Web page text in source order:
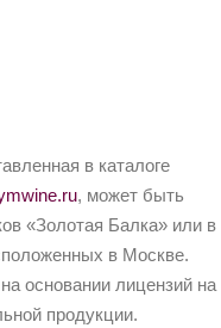
в каталоге
, может быть
«Золотая Балка» или в
в Москве.
основании лицензий на
продукции.